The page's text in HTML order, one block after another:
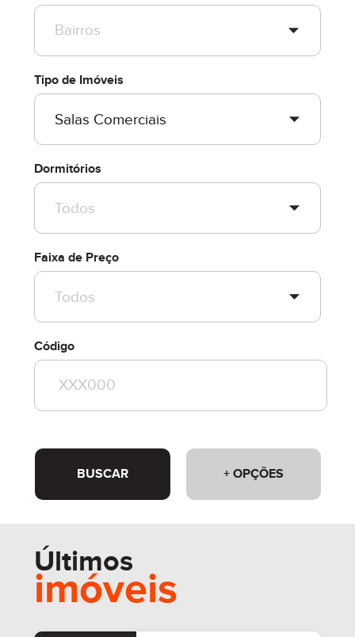
Tipo de Imóveis
Dormitórios
Faixa de Preço
Código
+ OPÇÕES
BUSCAR
Últimos
imóveis